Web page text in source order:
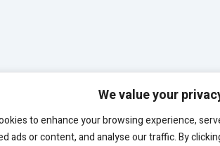
We value your
to enhance your browsing experience,
ads or content, and analyse our traffic. By